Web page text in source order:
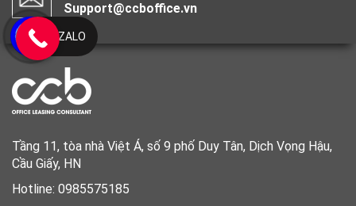
Support@ccboffice.vn
Tầng 11, tòa nhà Việt Á, số 9 phố Duy Tân, Dịch Vọng Hậu,
Cầu Giấy, HN
Hotline: 0985575185
ZALO